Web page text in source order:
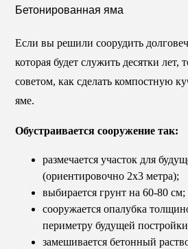
Бетонированная яма
Если вы решили соорудить
которая будет служить десятки лет,
советом, как сделать компостную
яме.
Обустраивается сооружение так:
размечается участок для
(ориентировочно 2х3 метра);
выбирается грунт на 60-80 см;
сооружается опалубка
периметру будущей
замешивается бетонный